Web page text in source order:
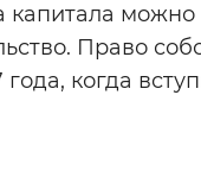
Право
когда